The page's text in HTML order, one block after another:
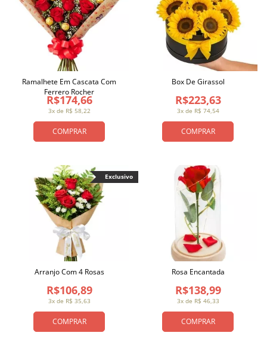
COMPRAR
3x de R$ 58,22
R$174,66
Ramalhete Em Cascata Com
Ferrero Rocher
COMPRAR
3x de R$ 74,54
R$223,63
Box De Girassol
COMPRAR
3x de R$ 35,63
R$106,89
Arranjo Com 4 Rosas
Exclusivo
COMPRAR
3x de R$ 46,33
R$138,99
Rosa Encantada